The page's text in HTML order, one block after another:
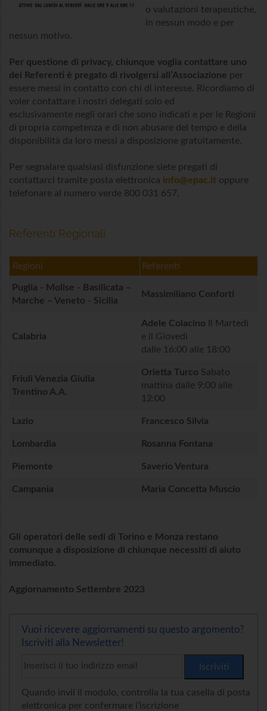
o valutazioni terapeutiche,
in nessun modo e per
nessun motivo.
Per questione di privacy, chiunque voglia contattare uno
dei Referenti è pregato di rivolgersi all’Associazione per
essere messi in contatto con chi di interesse. Ricordiamo di
voler contattare i nostri delegati solo ed
esclusivamente negli orari che sono indicati e per le Regioni
di propria competenza e di non abusare del tempo e della
disponibilità da loro messi a disposizione gratuitamente.
Per segnalare qualsiasi disfunzione siete pregati di
contattarci tramite posta elettronica info@epac.it oppure
telefonare al numero verde 800 031 657.
Referenti Regionali
Regioni
Puglia - Molise - Basilicata –
Marche – Veneto - Sicilia
Calabria
Friuli Venezia Giulia
Trentino A.A.
Lazio
Lombardia
Piemonte
Campania
Regioni Referenti
Puglia - Molise - Basilicata –
Marche – Veneto - Sicilia
Massimiliano Conforti
Calabria
Adele Colacino Il Martedì
e il Giovedì
dalle 16:00 alle 18:00
Friuli Venezia Giulia
Trentino A.A.
Orietta Turco Sabato
mattina dalle 9:00 alle
12:00
Lazio Francesco Silvia
Lombardia Rosanna Fontana
Piemonte Saverio Ventura
Campania Maria Concetta Muscio
Gli operatori delle sedi di Torino e Monza restano
comunque a disposizione di chiunque necessiti di aiuto
immediato.
Aggiornamento Settembre 2023
Vuoi ricevere aggiornamenti su questo argomento?
Iscriviti alla Newsletter!
Quando invii il modulo, controlla la tua casella di posta
elettronica per confermare l’iscrizione